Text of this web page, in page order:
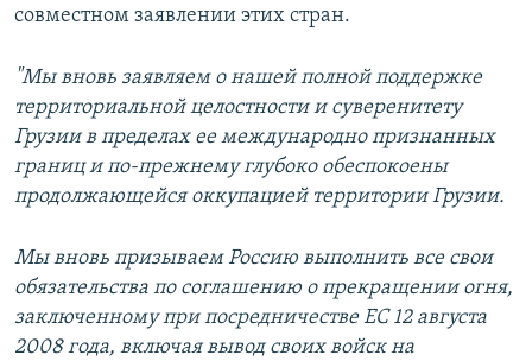
совместном заявлении этих стран.
"Мы вновь заявляем о нашей полной поддержке
территориальной целостности и суверенитету
Грузии в пределах ее международно признанных
границ и по-прежнему глубоко обеспокоены
продолжающейся оккупацией территории Грузии.
Мы вновь призываем Россию выполнить все свои
обязательства по соглашению о прекращении огня,
заключенному при посредничестве ЕС 12 августа
2008 года, включая вывод своих войск на